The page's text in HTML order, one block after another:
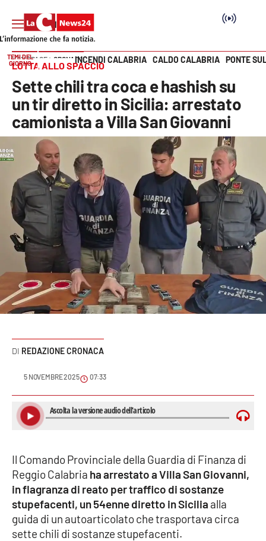
SEZIONI
Cronaca
Politica
Attualità
Economia e lavoro
Italia Mondo
Sanità
Sport
Meteo
Editoriali
VIDEO
Ambiente
Cronaca
Vai
TEMI DEL
GIORNO
INCENDI CALABRIA CALDO CALABRIA PONTE
HOME PAGE CRONACA
LOTTA ALLO SPACCIO
Sette chili tra coca e hashish su
un tir diretto in Sicilia: arrestato
camionista a Villa San Giovanni
REDAZIONE CRONACA
5 NOVEMBRE 2025 07:33
Il Comando Provinciale della Guardia di Finanza di
Reggio Calabria ha arrestato a Villa San Giovanni,
in flagranza di reato per traffico di sostanze
stupefacenti, un 54enne diretto in Sicilia alla
guida di un autoarticolato che trasportava circa
sette chili di sostanze stupefacenti.